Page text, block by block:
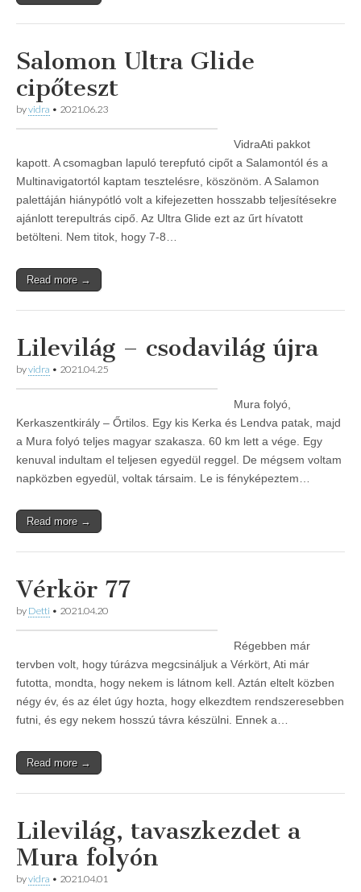
Salomon Ultra Glide
cipőteszt
byvidra • 2021.06.23
VidraAti pakkot
kapott. A csomagban lapuló terepfutó cipőt a Salamontól és a
Multinavigatortól kaptam tesztelésre, köszönöm. A Salamon
palettáján hiánypótló volt a kifejezetten hosszabb teljesítésekre
ajánlott terepultrás cipő. Az Ultra Glide ezt az űrt hívatott
betölteni. Nem titok, hogy 7-8…
Read more →
Lilevilág – csodavilág újra
byvidra • 2021.04.25
Mura folyó,
Kerkaszentkirály – Őrtilos. Egy kis Kerka és Lendva patak, majd
a Mura folyó teljes magyar szakasza. 60 km lett a vége. Egy
kenuval indultam el teljesen egyedül reggel. De mégsem voltam
napközben egyedül, voltak társaim. Le is fényképeztem…
Read more →
Vérkör 77
by Detti • 2021.04.20
Régebben már
tervben volt, hogy túrázva megcsináljuk a Vérkört, Ati már
futotta, mondta, hogy nekem is látnom kell. Aztán eltelt közben
négy év, és az élet úgy hozta, hogy elkezdtem rendszeresebben
futni, és egy nekem hosszú távra készülni. Ennek a…
Read more →
Lilevilág, tavaszkezdet a
Mura folyón
byvidra • 2021.04.01